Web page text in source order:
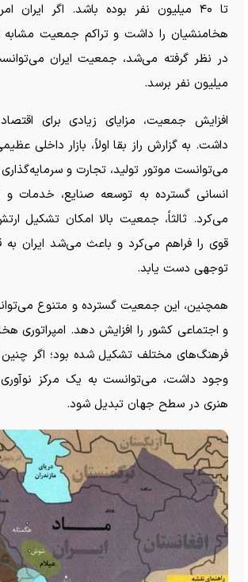
تا ۴۰ میلیون نفر بوده باشد. اگر
هخامنشیان را داشت و تراکم جمعیت مشابه
میلیون نفر برسد.
افزایش جمعیت، مزایای زیادی برای
داشت. به گزارش راز بقا اولاً، بازار داخلی
می‌توانست موتور تولید، تجارت و سرمایه‌گذاری
انسانی گسترده به توسعه صنایع، خدمات
می‌کرد. ثالثاً، جمعیت بالا امکان تشکیل
قوی را فراهم می‌کرد و باعث می‌شد ایران به
توجهی دست یابد.
همچنین، این جمعیت گسترده و متنوع
و اجتماعی کشور را افزایش دهد. امپراتوری
فرهنگ‌های مختلف تشکیل شده بود؛ اگر چنین
وجود داشت، می‌توانست به یک مرکز
هنری در سطح جهان تبدیل شود.